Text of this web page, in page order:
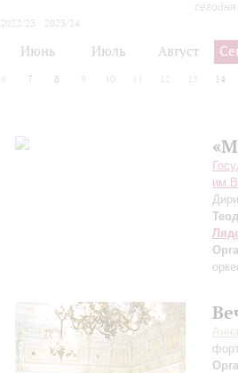
2022/23
2023/24
Июнь Июль Август
6 7 8 9 10 12 13 14